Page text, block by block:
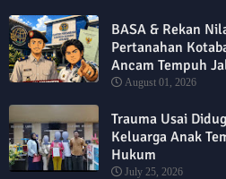
BASA & Rekan
Pertanahan
Ancam Tempuh
August 01, 2026
Trauma Usai
Keluarga Anak
Hukum
July 25, 2026